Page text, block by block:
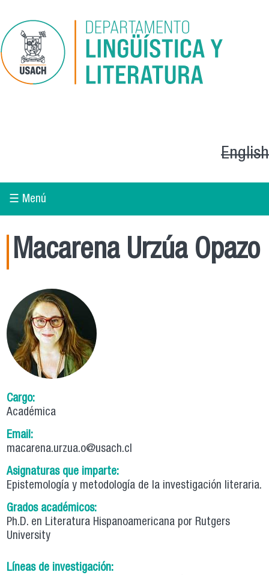
English
☰ Menú
Macarena Urzúa Opazo
Cargo:
Académica
Email:
macarena.urzua.o@usach.cl
Asignaturas que imparte:
Epistemología y metodología de la investigación literaria.
Grados académicos:
Ph.D. en Literatura Hispanoamericana por Rutgers
University
Líneas de investigación: